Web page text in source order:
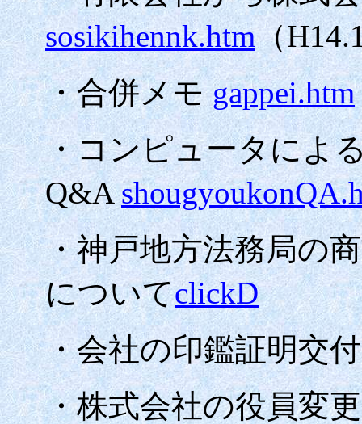
sosikihennk.htm（
・合併メモgappei.htm
・コンピュータによ
Q&A
・神戸地方法務局の
についてclickD
・会社の印鑑証明交
・株式会社の役員変